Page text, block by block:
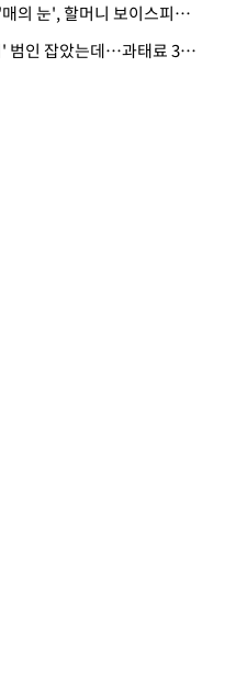
· 천안 택배기사의 '매의 눈', 할머니 보이스피싱 피해 막아
· 옥상 '쓰레기 테러' 범인 잡았는데…과태료 3만원 처분에 숙박업주 허탈